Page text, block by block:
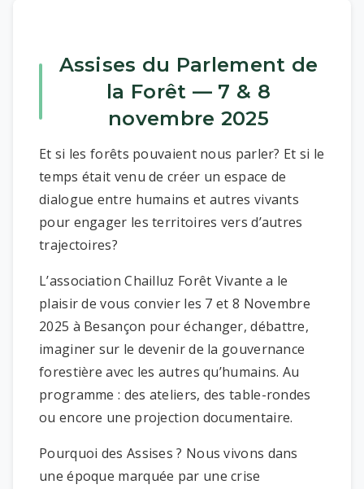
Assises du Parlement de
la Forêt — 7 & 8
novembre 2025
Et si les forêts pouvaient nous parler? Et si le
temps était venu de créer un espace de
dialogue entre humains et autres vivants
pour engager les territoires vers d’autres
trajectoires?
L’association Chailluz Forêt Vivante a le
plaisir de vous convier les 7 et 8 Novembre
2025 à Besançon pour échanger, débattre,
imaginer sur le devenir de la gouvernance
forestière avec les autres qu’humains. Au
programme : des ateliers, des table-rondes
ou encore une projection documentaire.
Pourquoi des Assises ? Nous vivons dans
une époque marquée par une crise